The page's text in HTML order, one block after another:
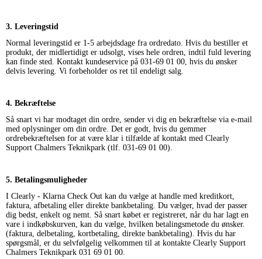
3. Leveringstid
Normal leveringstid er 1-5 arbejdsdage fra ordredato. Hvis du bestiller et
produkt, der midlertidigt er udsolgt, vises hele ordren, indtil fuld levering
kan finde sted. Kontakt kundeservice på 031-69 01 00, hvis du ønsker
delvis levering. Vi forbeholder os ret til endeligt salg.
4. Bekræftelse
Så snart vi har modtaget din ordre, sender vi dig en bekræftelse via e-mail
med oplysninger om din ordre. Det er godt, hvis du gemmer
ordrebekræftelsen for at være klar i tilfælde af kontakt med Clearly
Support Chalmers Teknikpark (tlf. 031-69 01 00).
5. Betalingsmuligheder
I Clearly - Klarna Check Out kan du vælge at handle med kreditkort,
faktura, afbetaling eller direkte bankbetaling. Du vælger, hvad der passer
dig bedst, enkelt og nemt. Så snart købet er registreret, når du har lagt en
vare i indkøbskurven, kan du vælge, hvilken betalingsmetode du ønsker.
(faktura, delbetaling, kortbetaling, direkte bankbetaling). Hvis du har
spørgsmål, er du selvfølgelig velkommen til at kontakte Clearly Support
Chalmers Teknikpark 031 69 01 00.